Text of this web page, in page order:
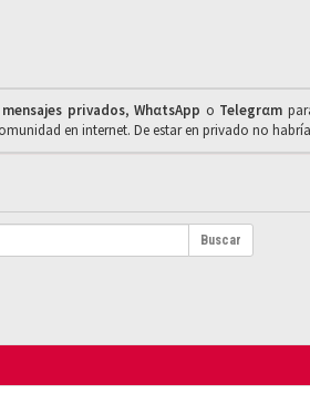
mensajes privados,WhαtsApp o Telegrαm
en internet. De estar en privado no
Buscar